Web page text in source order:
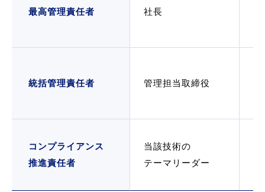
最高管理責任者 社長
統括管理責任者 管理担当取締役
コンプライアンス
推進責任者
当該技術の
テーマリーダー